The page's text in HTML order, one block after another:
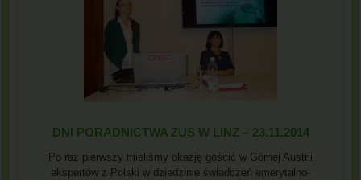
DNI PORADNICTWA ZUS W LINZ – 23.11.2014
Po raz pierwszy mieliśmy okazję gościć w Górnej Austrii
ekspertów z Polski w dziedzinie świadczeń emerytalno-